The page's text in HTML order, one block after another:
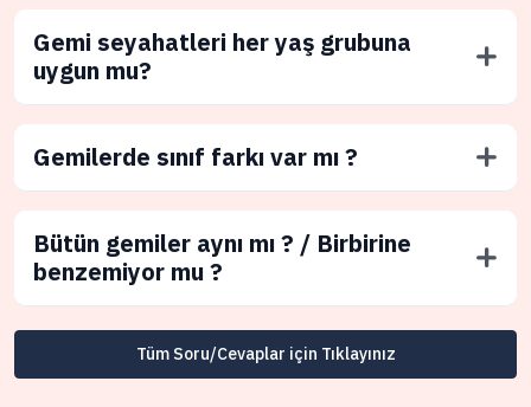
Gemi seyahatleri her yaş grubuna
uygun mu?
Gemilerde sınıf farkı var mı ?
Bütün gemiler aynı mı ? / Birbirine
benzemiyor mu ?
Tüm Soru/Cevaplar için Tıklayınız